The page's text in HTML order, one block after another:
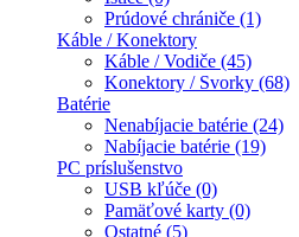
Prúdové chrániče (1)
Káble / Konektory
Káble / Vodiče (45)
Konektory / Svorky (68)
Batérie
Nenabíjacie batérie (24)
Nabíjacie batérie (19)
PC príslušenstvo
USB kľúče (0)
Pamäťové karty (0)
Ostatné (5)